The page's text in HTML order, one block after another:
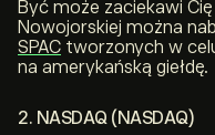
Być może zaciekawi
Nowojorskiej można
SPAC tworzonych w
na amerykańską giełdę.
2. NASDAQ (NASDAQ)